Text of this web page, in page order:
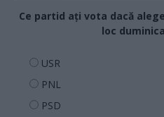
Ce partid ați vota dacă
loc
USR
PNL
PSD